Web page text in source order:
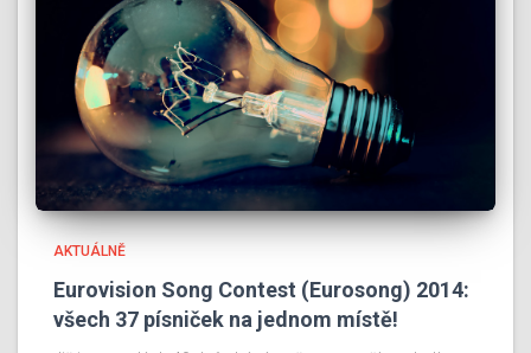
AKTUÁLNĚ
Eurovision Song Contest (Eurosong) 2014:
všech 37 písniček na jednom místě!